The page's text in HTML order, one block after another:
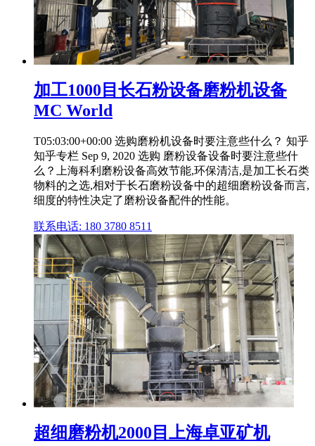
加工1000目长石粉设备磨粉机设备
MC World
T05:03:00+00:00 选购磨粉机设备时要注意些什么？ 知乎
知乎专栏 Sep 9, 2020 选购 磨粉设备设备时要注意些什
么？上海科利磨粉设备高效节能,环保清洁,是加工长石类
物料的之选,相对于长石磨粉设备中的超细磨粉设备而言,
细度的特性决定了磨粉设备配件的性能。
联系电话: 180 3780 8511
超细磨粉机2000目上海卓亚矿机